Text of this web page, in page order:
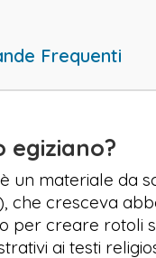
Frequenti
egiziano?
è un materiale da
che cresceva
per creare rotoli
ai testi